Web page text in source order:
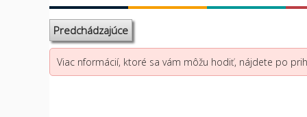
Predchádzajúce
Viac nformácií, ktoré sa vám môžu hodiť, nájdete po